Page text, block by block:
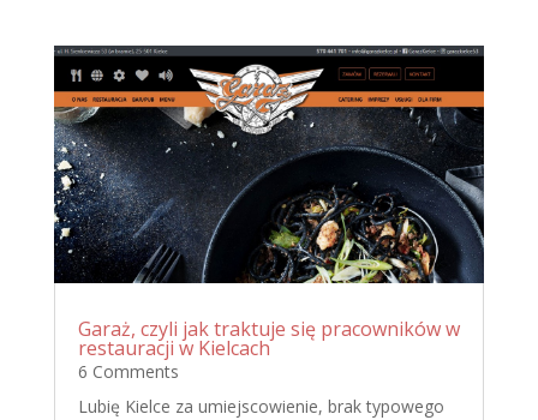
Garaż, czyli jak traktuje się pracowników w
restauracji w Kielcach
6 Comments
Lubię Kielce za umiejscowienie, brak typowego